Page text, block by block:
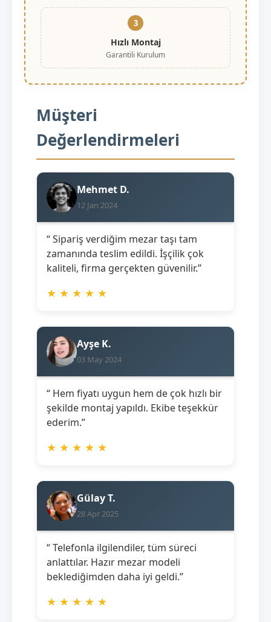
3
Hızlı Montaj
Garantili Kurulum
Müşteri
Değerlendirmeleri
Mehmet D.
12 Jan 2024
“ Sipariş verdiğim mezar taşı tam
zamanında teslim edildi. İşçilik çok
kaliteli, firma gerçekten güvenilir.”
★ ★ ★ ★ ★
Ayşe K.
03 May 2024
“ Hem fiyatı uygun hem de çok hızlı bir
şekilde montaj yapıldı. Ekibe teşekkür
ederim.”
★ ★ ★ ★ ★
Gülay T.
28 Apr 2025
“ Telefonla ilgilendiler, tüm süreci
anlattılar. Hazır mezar modeli
beklediğimden daha iyi geldi.”
★ ★ ★ ★ ★